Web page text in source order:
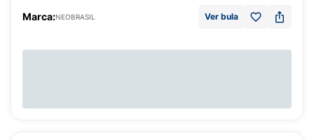
Marca:NEOBRASIL Ver bula